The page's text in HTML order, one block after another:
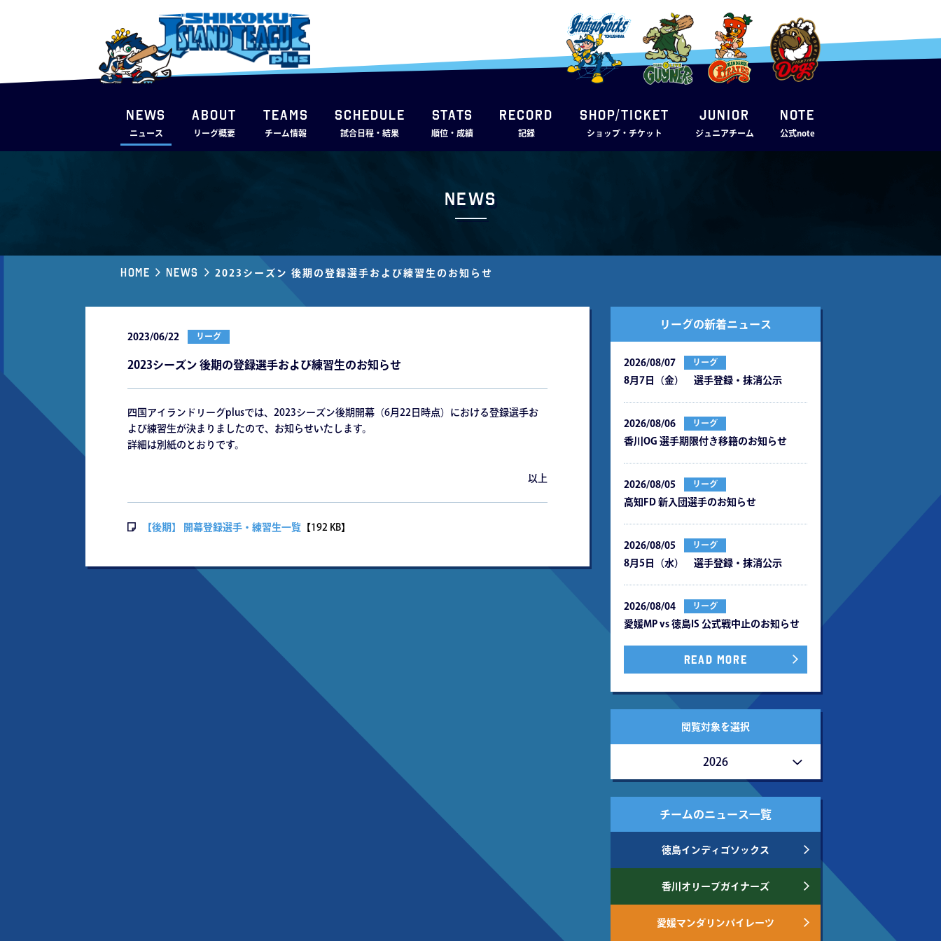
NEWS
ニュース
ABOUT
リーグ概要
TEAMS
チーム情報
SCHEDULE
試合日程・結果
STATS
順位・成績
RECORD
記録
SHOP/TICKET
ショップ・チケット
JUNIOR
ジュニアチーム
note
公式note
News
Home News 2023シーズン 後期の登録選手および練習生のお知らせ
2023/06/22 リーグ
2023シーズン 後期の登録選手および練習生のお知らせ
四国アイランドリーグplusでは、2023シーズン後期開幕（6月22日時点）における登録選手お
よび練習生が決まりましたので、お知らせいたします。
詳細は別紙のとおりです。
以上
【後期】 開幕登録選手・練習生一覧 【192 KB】
リーグの新着ニュース
2026/08/07 リーグ
8月7日（金） 選手登録・抹消公示
2026/08/06 リーグ
⾹川OG 選⼿期限付き移籍のお知らせ
2026/08/05 リーグ
⾼知FD 新⼊団選⼿のお知らせ
2026/08/05 リーグ
8月5日（水） 選手登録・抹消公示
2026/08/04 リーグ
愛媛MP vs 徳島IS 公式戦中⽌のお知らせ
READ MORE
閲覧対象を選択
2026
チームのニュース一覧
徳島インディゴソックス
香川オリーブガイナーズ
愛媛マンダリンパイレーツ